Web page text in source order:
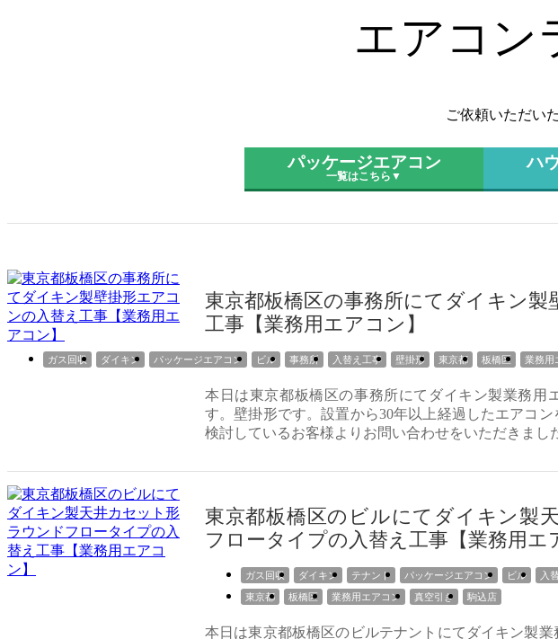
エアコン
ご依頼いただい
パッケージエアコン
一覧はこちら▼
ハ
東京都板橋区の事務所にてダイキン製
工事【業務用エアコン】
ガス回収 ダイキン パッケージエアコン ビル 事務所 入替え工事 壁掛形 東京都 板橋区 業務用
本日は東京都板橋区の事務所にてダイキン製業務用
す。壁掛形です。設置から30年以上経過したエアコ
検討しているお客様よりお問い合わせをいただきまし
東京都板橋区のビルにてダイキン製
フロータイプの入替え工事【業務用エ
ガス回収 ダイキン テナント パッケージエアコン ビル 入
東京都
板橋区 業務用エアコン 真空引き 駒込店
本日は東京都板橋区のビルテナントにてダイキン製